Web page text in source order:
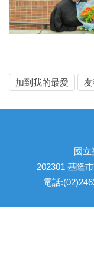
加到我的最愛
國立
202301 基隆
電話